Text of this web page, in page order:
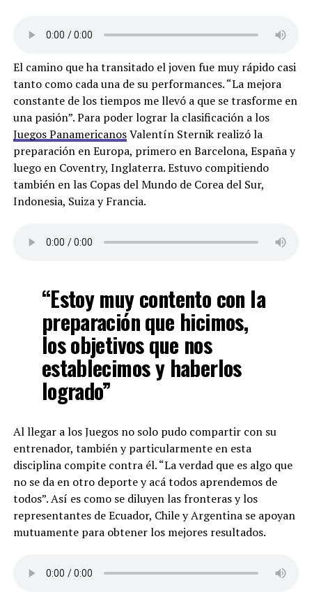
El camino que ha transitado el joven fue muy rápido casi
tanto como cada una de su performances. “La mejora
constante de los tiempos me llevó a que se trasforme en
una pasión”. Para poder lograr la clasificación a los
Juegos PanamericanosValentín Sternik realizó la
preparación en Europa, primero en Barcelona, España y
luego en Coventry, Inglaterra. Estuvo compitiendo
también en las Copas del Mundo de Corea del Sur,
Indonesia, Suiza y Francia.
“Estoy muy contento con la
preparación que hicimos,
los objetivos que nos
establecimos y haberlos
logrado”
Al llegar a los Juegos no solo pudo compartir con su
entrenador, también y particularmente en esta
disciplina compite contra él. “La verdad que es algo que
no se da en otro deporte y acá todos aprendemos de
todos”. Así es como se diluyen las fronteras y los
representantes de Ecuador, Chile y Argentina se apoyan
mutuamente para obtener los mejores resultados.